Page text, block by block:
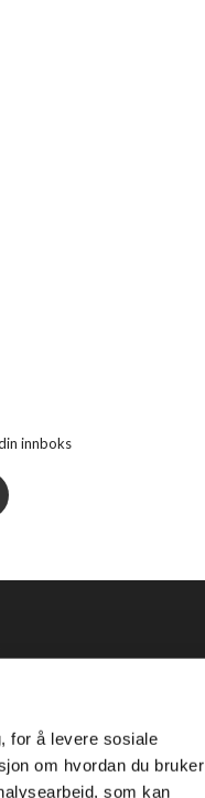
for å levere sosiale
om hvordan du bruker
som kan
innboks